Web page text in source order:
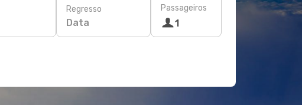
Regresso
Data
Passageiros
1